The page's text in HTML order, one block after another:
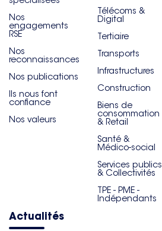
Nos
engagements
RSE
Nos
reconnaissances
Nos publications
Ils nous font
confiance
Nos valeurs
Télécoms &
Digital
Tertiaire
Transports
Infrastructures
Construction
Biens de
consommation
& Retail
Santé &
Médico-social
Services publics
& Collectivités
TPE - PME -
Indépendants
Actualités